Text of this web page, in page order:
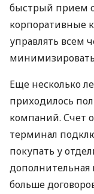
быстрый прием
корпоративные
управлять всем
Еще несколько
приходилось
компаний. Счет
терминал
покупать у
дополнительная
больше